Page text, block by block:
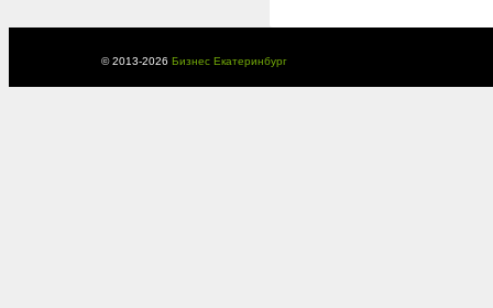
© 2013-2026 Бизнес Екатеринбург